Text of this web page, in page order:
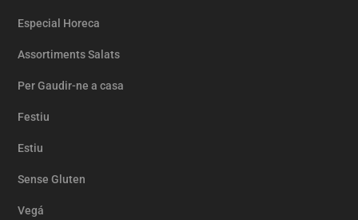
Especial Horeca
Assortiments Salats
Per Gaudir-ne a casa
Festiu
Estiu
Sense Gluten
Vegá